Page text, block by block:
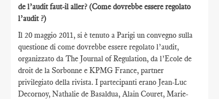
de l’audit faut-il aller? (Come dovrebbe essere regolato
l’audit ?)
Il 20 maggio 2011, si è tenuto a Parigi un convegno sulla
questione di come dovrebbe essere regolato l’audit,
organizzato da The Journal of Regulation, da l’Ecole de
droit de la Sorbonne e KPMG France, partner
privilegiato della rivista. I partecipanti erano Jean-Luc
Decornoy, Nathalie de Basaldua, Alain Couret, Marie-